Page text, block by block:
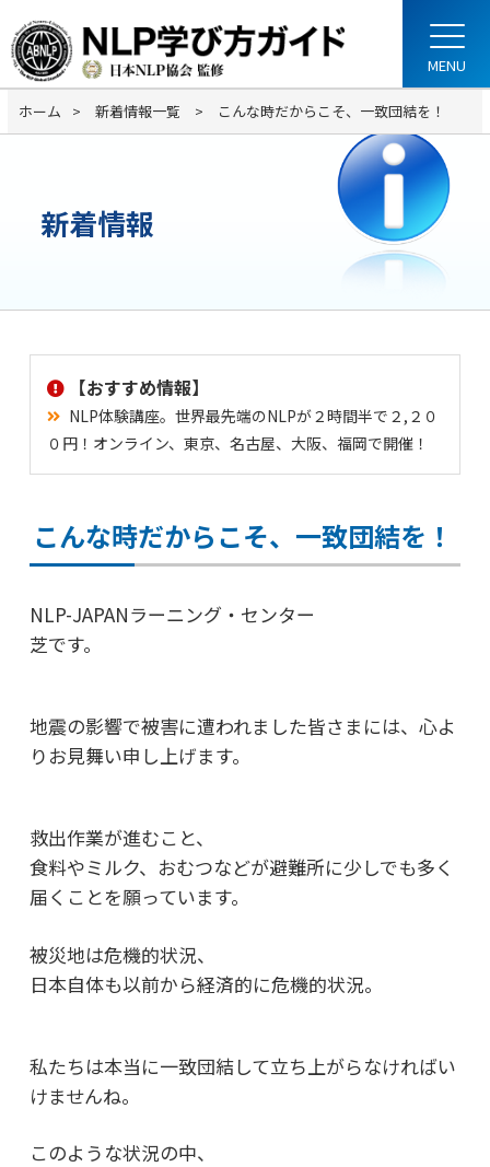
ホーム 新着情報一覧 こんな時だからこそ、一致団結を！
新着情報
【おすすめ情報】
NLP体験講座。世界最先端のNLPが２時間半で２,２０
０円！オンライン、東京、名古屋、大阪、福岡で開催！
こんな時だからこそ、一致団結を！
NLP-JAPANラーニング・センター
芝です。
地震の影響で被害に遭われました皆さまには、 心よ
りお見舞い申し上げます。
救出作業が進むこと、
食料やミルク、おむつなどが避難所に少しでも多く
届くことを願っています。
被災地は危機的状況、
日本自体も以前から経済的に危機的状況。
私たちは本当に一致団結して立ち上がらなければい
けませんね。
このような状況の中、